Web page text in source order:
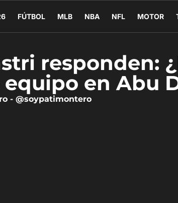
FÚTBOL MLB NBA NFL MOTOR
responden:
en Abu
- @soypatimontero